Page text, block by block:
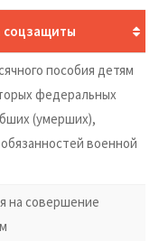
соцзащиты
пособия детям
федеральных
(умерших),
военной
на совершение